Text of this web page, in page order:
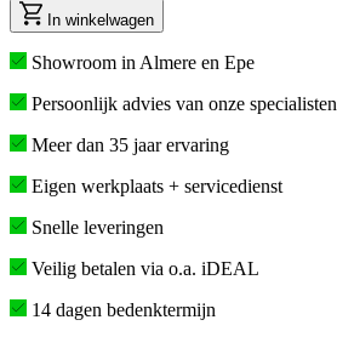
In winkelwagen
Showroom in Almere en Epe
Persoonlijk advies van onze specialisten
Meer dan 35 jaar ervaring
Eigen werkplaats + servicedienst
Snelle leveringen
Veilig betalen via o.a. iDEAL
14 dagen bedenktermijn